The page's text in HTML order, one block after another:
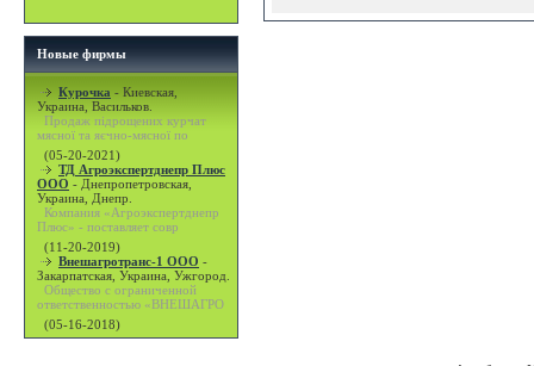
Новые фирмы
Курочка - Киевская,
Украина, Васильков.
Продаж підрощених курчат
мясної та яєчно-мясної по
(05-20-2021)
ТД Агроэкспертднепр Плюс
ООО - Днепропетровская,
Украина, Днепр.
Компания «Агроэкспертднепр
Плюс» - поставляет совр
(11-20-2019)
Внешагротранс-1 ООО -
Закарпатская, Украина, Ужгород.
Общество с ограниченной
ответственностью «ВНЕШАГРО
(05-16-2018)